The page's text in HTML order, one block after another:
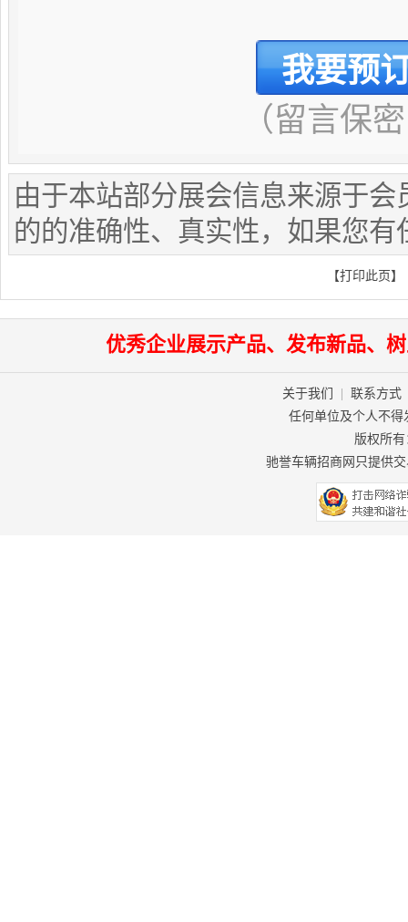
（留言保
由于本站部分展会信息来源于
的的准确性、真实性，如果您
【打印此页 】
优秀企业展示产品、发布新品、
关于我们 联系方式
任何单位及个人不
版权所有
驰誉车辆招商网只提供